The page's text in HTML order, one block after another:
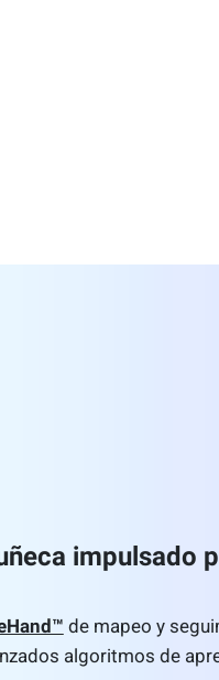
impulsado
de mapeo y
algoritmos de